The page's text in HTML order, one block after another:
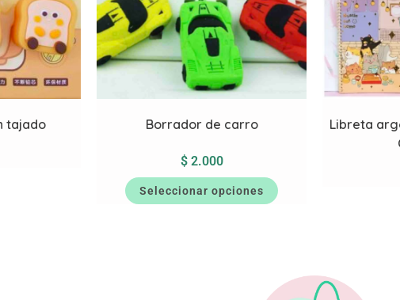
tajado Borrador de carro
$2.000
Seleccionar opciones
Libreta